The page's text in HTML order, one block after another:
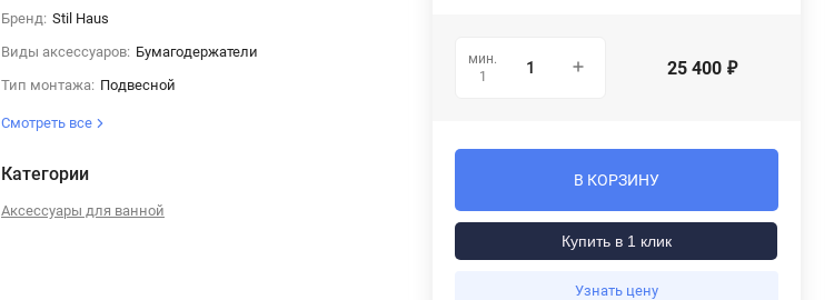
Бренд: Stil Haus
Виды аксессуаров: Бумагодержатели
Тип монтажа: Подвесной
Смотреть все
Категории
Аксессуары для ванной
мин.
1
25 400 ₽
В КОРЗИНУ
Купить в 1 клик
Узнать цену